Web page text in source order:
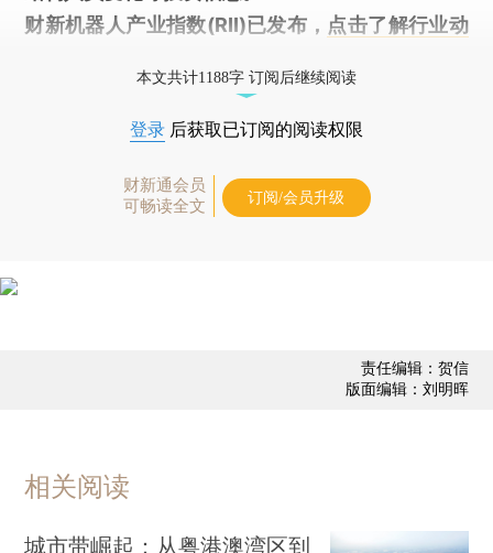
财新机器人产业指数(RII)已发布， 点击了解行业动
本文共计1188字 订阅后继续阅读
登录 后获取已订阅的阅读权限
财新通会员
可畅读全文
订阅/会员升级
责任编辑：贺信
版面编辑：刘明晖
相关阅读
城市带崛起：从粤港澳湾区到